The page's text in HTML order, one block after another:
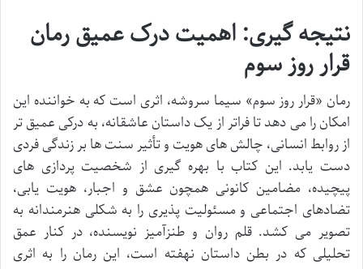
نتیجه گیری: اهمیت درک عمیق رمان
قرار روز سوم
رمان «قرار روز سوم» سیما سروشه، اثری است که به خواننده این
امکان را می دهد تا فراتر از یک داستان عاشقانه، به درکی عمیق تر
از روابط انسانی، چالش های هویت و تأثیر سنت ها بر زندگی فردی
دست یابد. این کتاب با بهره گیری از شخصیت پردازی های
پیچیده، مضامین کانونی همچون عشق و اجبار، هویت یابی،
تضادهای اجتماعی و مسئولیت پذیری را به شکلی هنرمندانه به
تصویر می کشد. قلم روان و طنزآمیز نویسنده، در کنار عمق
تحلیلی که در بطن داستان نهفته است، این رمان را به اثری